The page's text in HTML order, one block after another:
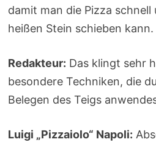
damit man die Pizza
heißen Stein schieben kann.
Redakteur: Das klingt sehr
besondere Techniken, die
Belegen des Teigs
Luigi „Pizzaiolo“ Napoli: